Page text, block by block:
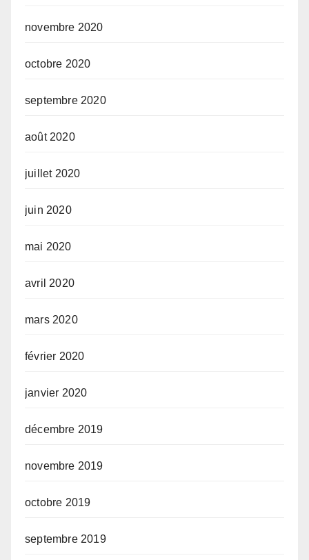
novembre 2020
octobre 2020
septembre 2020
août 2020
juillet 2020
juin 2020
mai 2020
avril 2020
mars 2020
février 2020
janvier 2020
décembre 2019
novembre 2019
octobre 2019
septembre 2019